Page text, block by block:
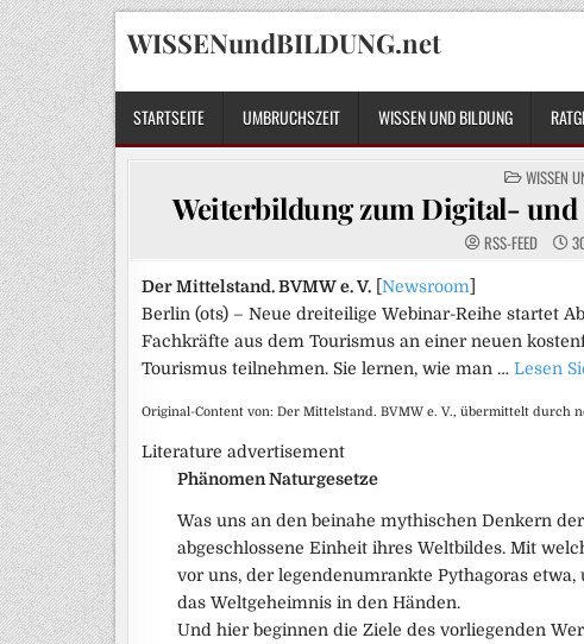
Skip
to
content
WISSENundBILDUNG.net
STARTSEITE UMBRUCHSZEIT WISSEN UND BILDUNG
POSTED
IN
WISSEN
Weiterbildung zum Digital-
RSS-FEED
Der Mittelstand. BVMW e. V. Newsroom
Berlin (ots) – Neue dreiteilige Webinar-Reihe startet
Fachkräfte aus dem Tourismus an einer neuen
Tourismus teilnehmen. Sie lernen, wie man … Lesen
Original-Content von: Der Mittelstand. BVMW e. V., übermittelt durch
Literature advertisement
Phänomen Naturgesetze
Was uns an den beinahe mythischen Denkern
abgeschlossene Einheit ihres Weltbildes. Mit
vor uns, der legendenumrankte Pythagoras
das Weltgeheimnis in den Händen.
Und hier beginnen die Ziele des vorliegenden